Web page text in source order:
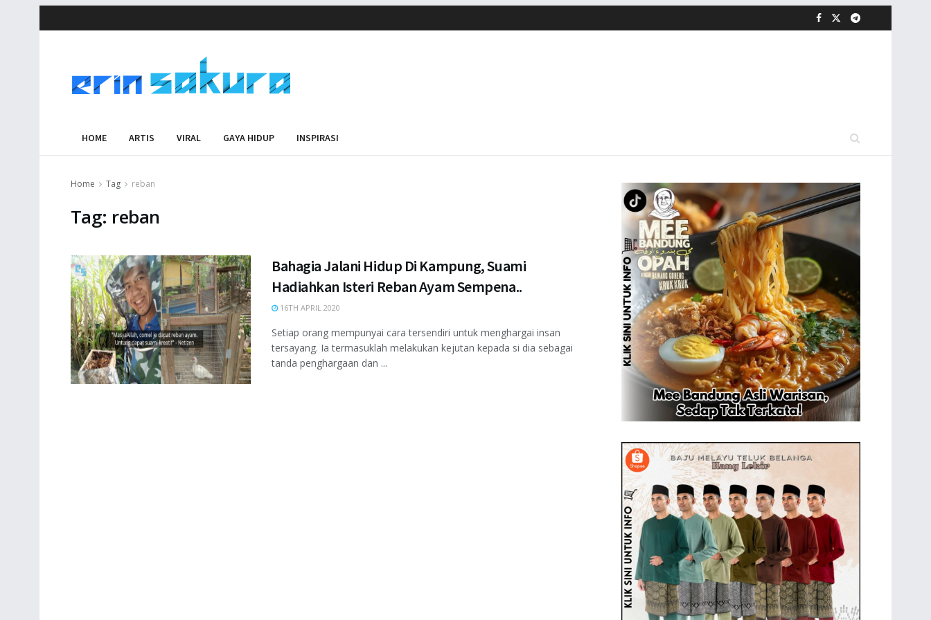
HOME ARTIS VIRAL GAYA HIDUP INSPIRASI
Home Tag reban
Tag: reban
Bahagia Jalani Hidup Di Kampung, Suami
Hadiahkan Isteri Reban Ayam Sempena..
16TH APRIL 2020
Setiap orang mempunyai cara tersendiri untuk menghargai insan
tersayang. Ia termasuklah melakukan kejutan kepada si dia sebagai
tanda penghargaan dan ...